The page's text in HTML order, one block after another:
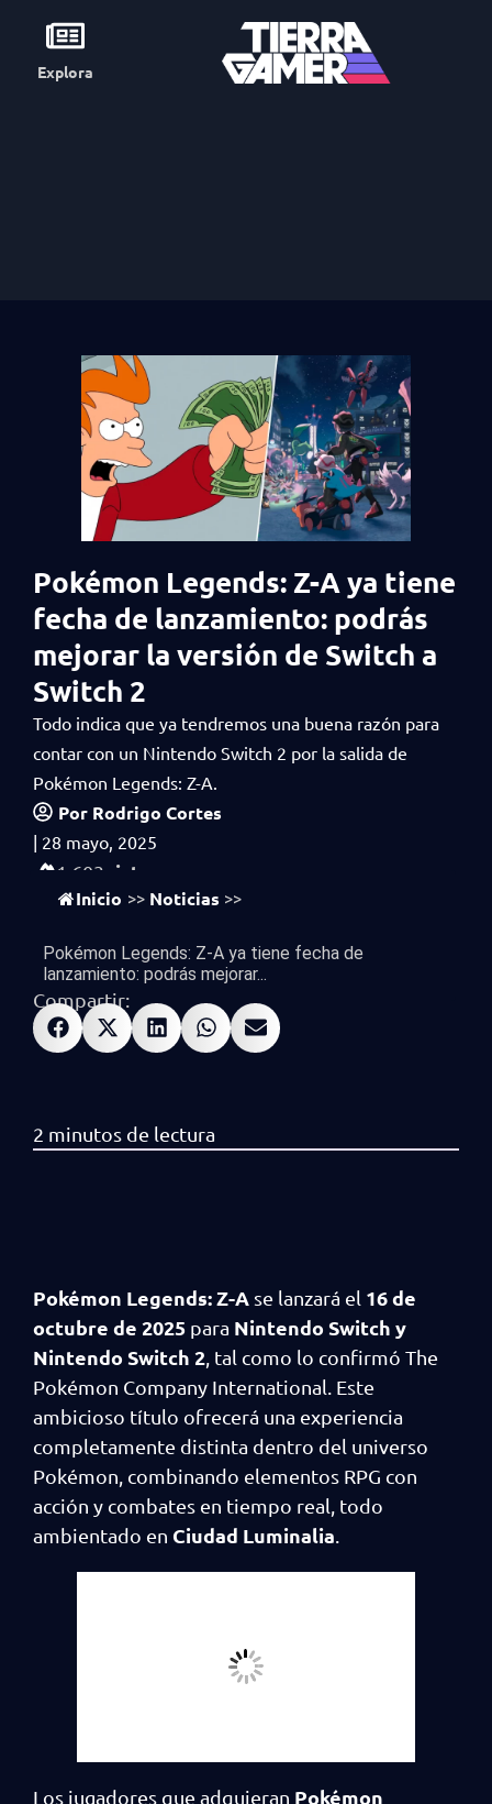
Explora
Pokémon Legends: Z-A ya tiene
fecha de lanzamiento: podrás
mejorar la versión de Switch a
Switch 2
Todo indica que ya tendremos una buena razón para
contar con un Nintendo Switch 2 por la salida de
Pokémon Legends: Z-A.
Por Rodrigo Cortes
| 28 mayo, 2025
1,603 vistas
Inicio >> Noticias >>
Pokémon Legends: Z-A ya tiene fecha de
lanzamiento: podrás mejorar...
Compartir:
Pokémon Legends: Z-A se lanzará el 16 de
octubre de 2025 para Nintendo Switch y
Nintendo Switch 2 , tal como lo confirmó The
Pokémon Company International. Este
ambicioso título ofrecerá una experiencia
completamente distinta dentro del universo
Pokémon, combinando elementos RPG con
acción y combates en tiempo real, todo
ambientado en Ciudad Luminalia
Los jugadores que adquieran Pokémon